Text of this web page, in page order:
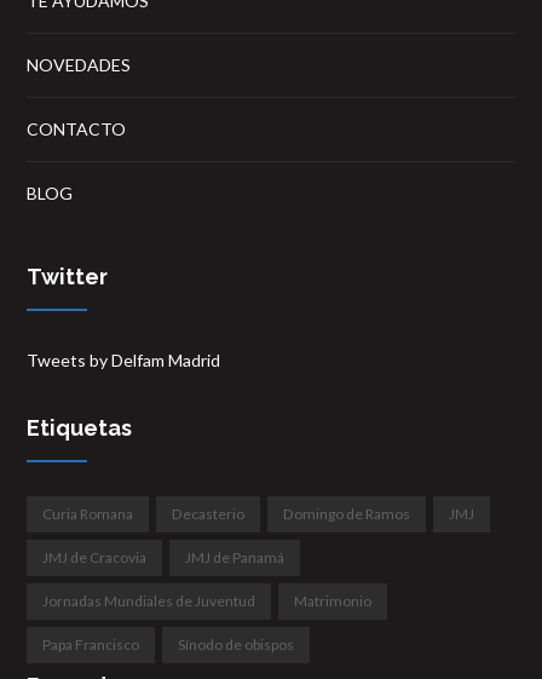
NOVEDADES
CONTACTO
BLOG
Twitter
Tweets by Delfam Madrid
Etiquetas
Curia Romana Decasterio Domingo de Ramos JMJ
JMJ de Cracovia JMJ de Panamá
Jornadas Mundiales de Juventud Matrimonio
Papa Francisco Sínodo de obispos